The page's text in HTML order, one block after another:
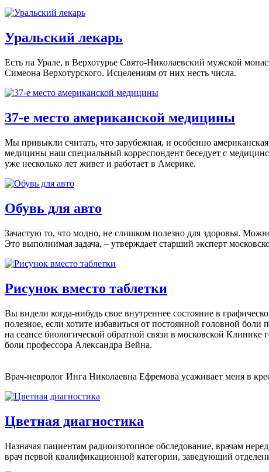
Уральский лекарь
Есть на Урале, в Верхотурье Свято-Николаевский мужской
Симеона Верхотурского. Исцелениям от них несть числа.
37-е место американской медицины
Мы привыкли считать, что зарубежная, и особенно
медицины наш специальный корреспондент беседует с
уже несколько лет живет и работает в Америке.
Обувь для авто
Зачастую то, что модно, не слишком полезно для здоровья.
Это выполнимая задача, – утверждает старший эксперт
Рисунок вместо таблетки
Вы видели когда-нибудь свое внутреннее состояние в
полезное, если хотите избавиться от постоянной головной
на сеансе биологической обратной связи в московской Клинике
боли профессора Александра Вейна.
Врач-невролог Инга Николаевна Ефремова усаживает меня в
Цветная диагностика
Назначая пациентам радиоизотопное обследование, врачам
врач первой квалификационной категории, заведующий